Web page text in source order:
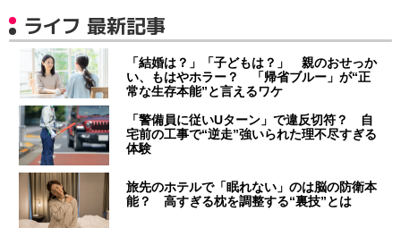
ライフ 最新記事
「結婚は？」「子どもは？」 親のおせっか
い、もはやホラー？ 「帰省ブルー」が“正
常な生存本能”と言えるワケ
「警備員に従いUターン」で違反切符？ 自
宅前の工事で“逆走”強いられた理不尽すぎる
体験
旅先のホテルで「眠れない」のは脳の防衛本
能？ 高すぎる枕を調整する“裏技”とは